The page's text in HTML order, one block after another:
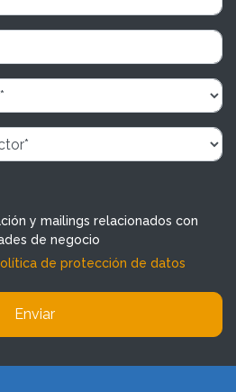
y mailings relacionados con
de negocio
de protección de datos
Enviar